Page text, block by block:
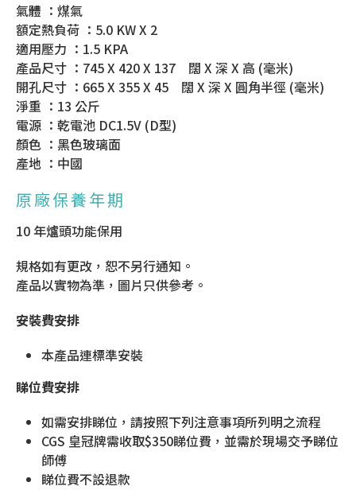
氣體 ：煤氣
額定熱負荷 ：5.0 KW X 2
適用壓力 ：1.5 KPA
產品尺寸 ：745 X 420 X 137 闊 X 深 X 高 (毫米)
開孔尺寸 ：665 X 355 X 45 闊 X 深 X 圓角半徑 (毫米)
淨重 ：13 公斤
電源 ：乾電池 DC1.5V (D型)
顏色 ：黑色玻璃面
產地 ：中國
原廠保養年期
10 年爐頭功能保用
規格如有更改，恕不另行通知。
產品以實物為準，圖片只供參考。
安裝費安排
本產品連標準安裝
睇位費安排
如需安排睇位，請按照下列注意事項所列明之流程
CGS 皇冠牌需收取$350睇位費，並需於現場交予睇位
師傅
睇位費不設退款